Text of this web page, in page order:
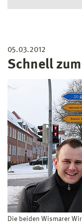
05.03.2012
Schnell
Die beiden Wismarer